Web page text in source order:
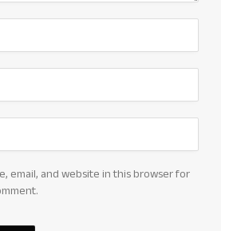
email, and website in this browser for